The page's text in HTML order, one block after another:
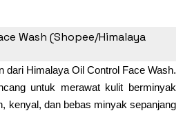
Face Wash
Wash (Shopee/Himalaya
dari Himalaya Oil Control Face Wash.
untuk merawat kulit berminyak
kenyal, dan bebas minyak sepanjang